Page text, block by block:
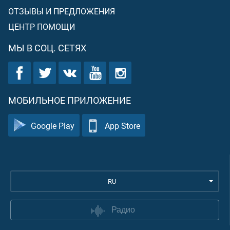
ОТЗЫВЫ И ПРЕДЛОЖЕНИЯ
ЦЕНТР ПОМОЩИ
МЫ В СОЦ. СЕТЯХ
МОБИЛЬНОЕ ПРИЛОЖЕНИЕ
Google Play App Store
RU
Радио